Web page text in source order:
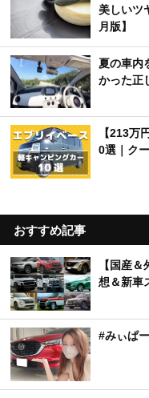
美しいツ
月版】
夏の車内
かった正
【213万
0選｜ク
おすすめ記事
【国産
想＆新車
#みぃぱ